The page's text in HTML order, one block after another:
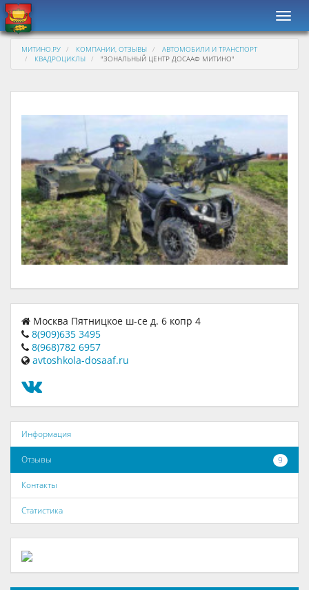
МИТИНО.РУ КОМПАНИИ, ОТЗЫВЫ
АВТОМОБИЛИ И ТРАНСПОРТ
КВАДРОЦИКЛЫ
"ЗОНАЛЬНЫЙ ЦЕНТР ДОСААФ МИТИНО"
Москва Пятницкое ш-се д. 6 копр 4
8(909)635 3495
8(968)782 6957
avtoshkola-dosaaf.ru
Информация
9
Отзывы
Контакты
Статистика